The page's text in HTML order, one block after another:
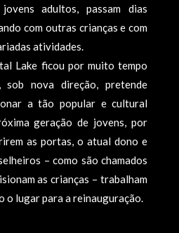
adultos, passam dias
com outras crianças e com
atividades.
Lake ficou por muito tempo
sob nova direção, pretende
a tão popular e cultural
geração de jovens, por
as portas, o atual dono e
– como são chamados
as crianças – trabalham
o lugar para a reinauguração.